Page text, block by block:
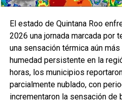
El estado de Quintana Roo
2026 una jornada marcada por
una sensación térmica aún
humedad persistente en la
horas, los municipios
parcialmente nublado, con
incrementaron la sensación de